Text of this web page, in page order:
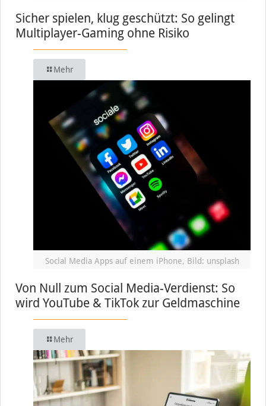
Sicher spielen, klug geschützt: So gelingt
Multiplayer-Gaming ohne Risiko
Mehr
Social Media Apps auf einem iPhone, Bild: unsplash
Von Null zum Social Media-Verdienst: So
wird YouTube & TikTok zur Geldmaschine
Mehr